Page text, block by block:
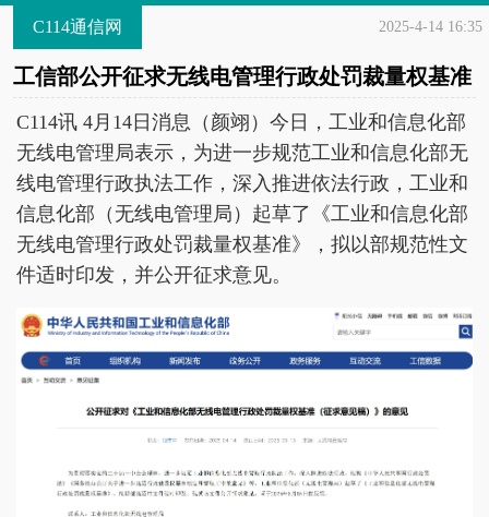
C114通信网 2025-4-14 16:35
工信部公开征求无线电管理行政处罚裁量权基准
C114讯 4月14日消息（颜翊）今日，工业和信息化部
无线电管理局表示，为进一步规范工业和信息化部无
线电管理行政执法工作，深入推进依法行政，工业和
信息化部（无线电管理局）起草了《工业和信息化部
无线电管理行政处罚裁量权基准》，拟以部规范性文
件适时印发，并公开征求意见。